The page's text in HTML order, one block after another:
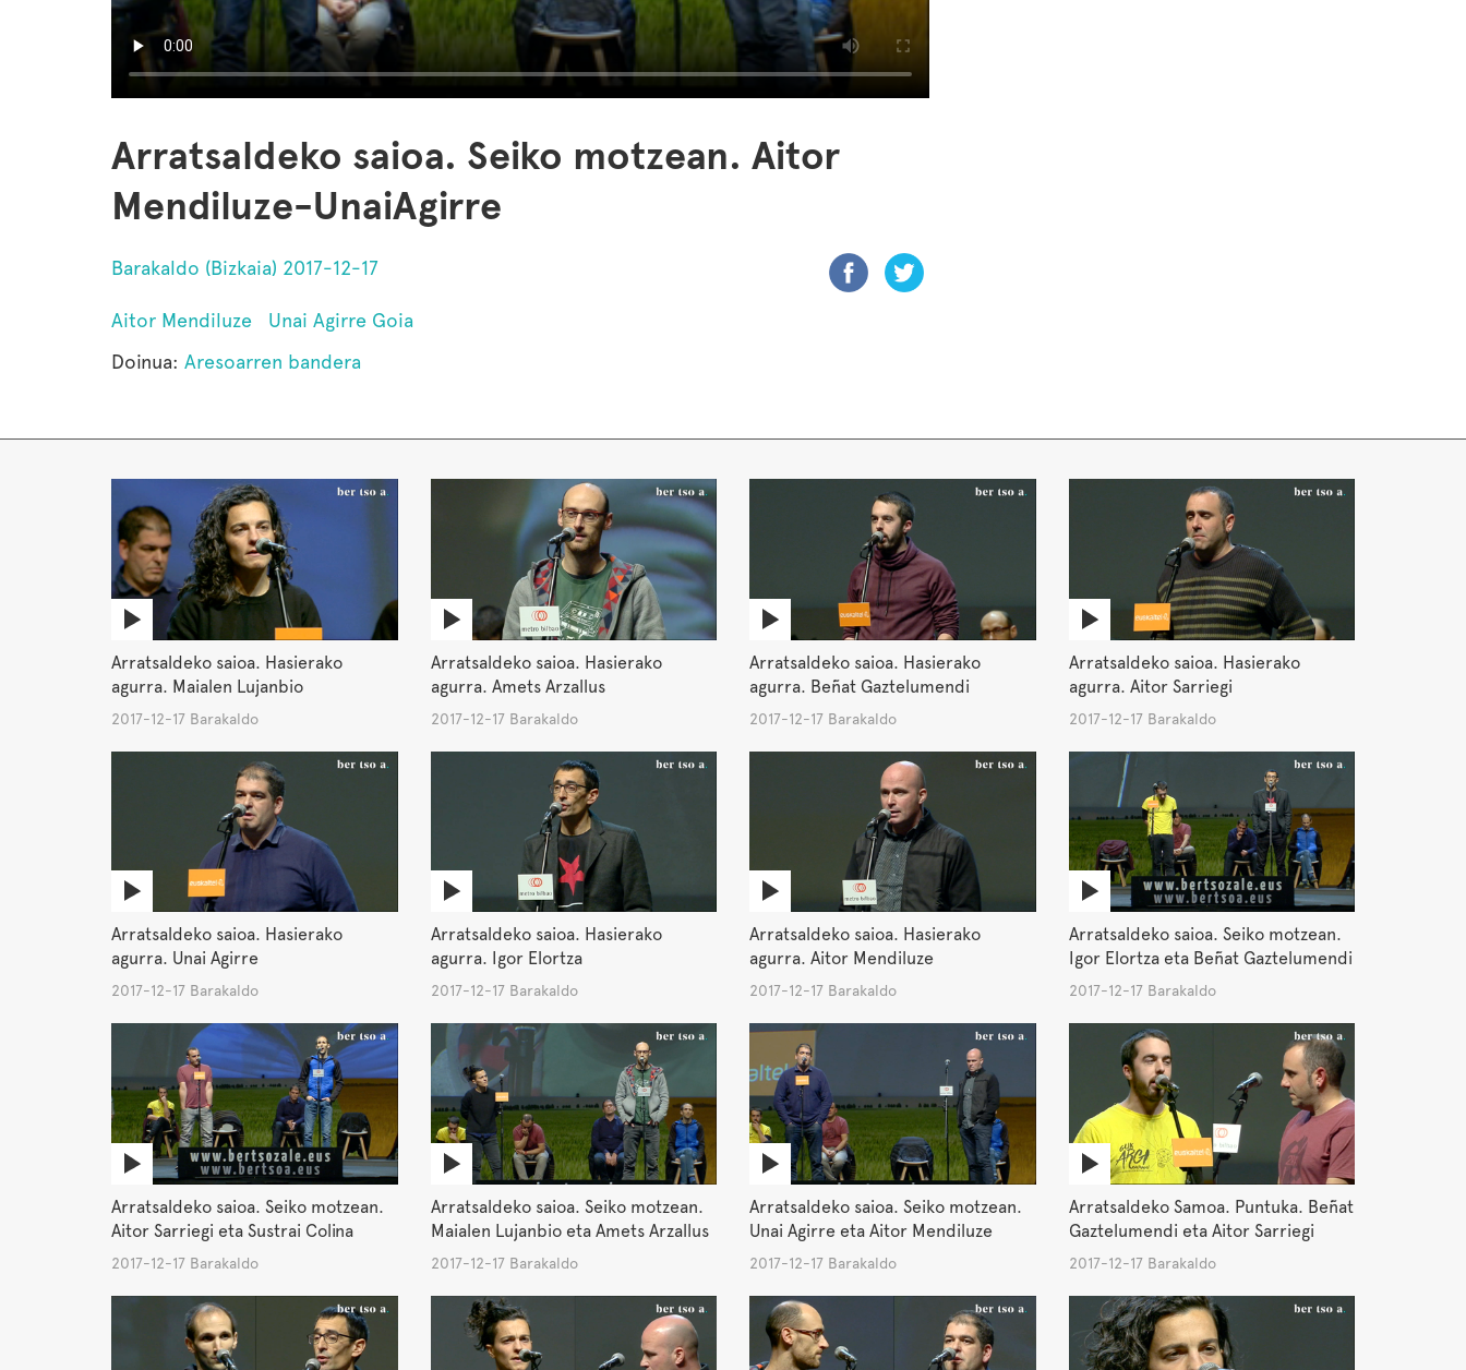
Arratsaldeko saioa. Seiko motzean. Aitor
Mendiluze-UnaiAgirre
Barakaldo (Bizkaia) 2017-12-17
Aitor Mendiluze
Unai Agirre Goia
Doinua: Aresoarren bandera
Arratsaldeko saioa. Hasierako
agurra. Maialen Lujanbio
2017-12-17 Barakaldo
Arratsaldeko saioa. Hasierako
agurra. Amets Arzallus
2017-12-17 Barakaldo
Arratsaldeko saioa. Hasierako
agurra. Beñat Gaztelumendi
2017-12-17 Barakaldo
Arratsaldeko saioa. Hasierako
agurra. Aitor Sarriegi
2017-12-17 Barakaldo
Arratsaldeko saioa. Hasierako
agurra. Unai Agirre
2017-12-17 Barakaldo
Arratsaldeko saioa. Hasierako
agurra. Igor Elortza
2017-12-17 Barakaldo
Arratsaldeko saioa. Hasierako
agurra. Aitor Mendiluze
2017-12-17 Barakaldo
Arratsaldeko saioa. Seiko motzean.
Igor Elortza eta Beñat Gaztelumendi
2017-12-17 Barakaldo
Arratsaldeko saioa. Seiko motzean.
Aitor Sarriegi eta Sustrai Colina
2017-12-17 Barakaldo
Arratsaldeko saioa. Seiko motzean.
Maialen Lujanbio eta Amets Arzallus
2017-12-17 Barakaldo
Arratsaldeko saioa. Seiko motzean.
Unai Agirre eta Aitor Mendiluze
2017-12-17 Barakaldo
Arratsaldeko Samoa. Puntuka. Beñat
Gaztelumendi eta Aitor Sarriegi
2017-12-17 Barakaldo